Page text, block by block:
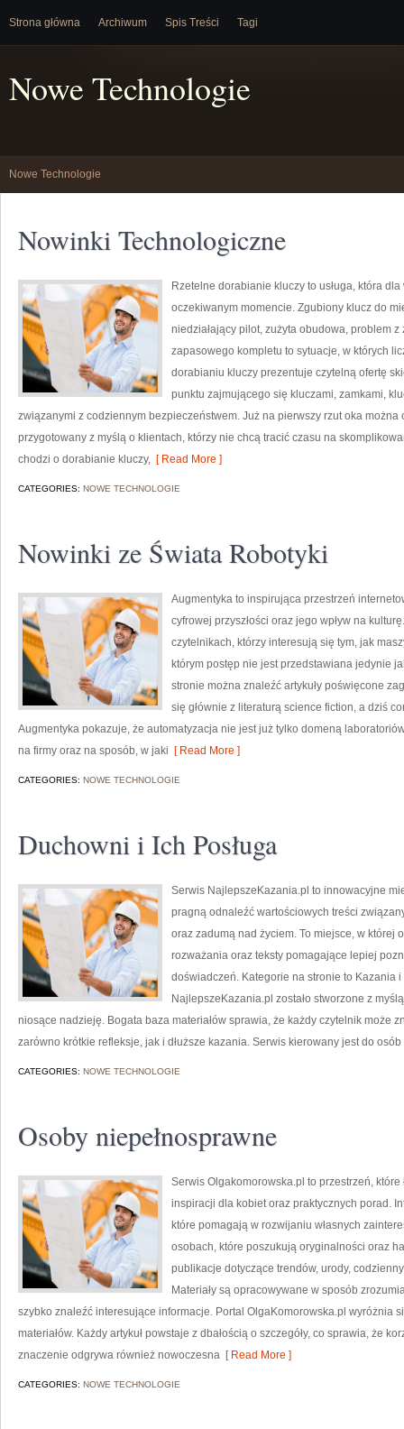
Strona główna Archiwum Spis Treści Tagi
Nowe Technologie
Nowe Technologie
Nowinki Technologiczne
Rzetelne dorabianie kluczy to usługa, która
oczekiwanym momencie. Zgubiony klucz do
niedziałający pilot, zużyta obudowa, problem
zapasowego kompletu to sytuacje, w których
dorabianiu kluczy prezentuje czytelną ofertę
punktu zajmującego się kluczami, zamkami,
związanymi z codziennym bezpieczeństwem. Już na pierwszy rzut oka można
przygotowany z myślą o klientach, którzy nie chcą tracić czasu na
chodzi o dorabianie kluczy, [ Read More ]
CATEGORIES: NOWE TECHNOLOGIE
Nowinki ze Świata Robotyki
Augmentyka to inspirująca przestrzeń
cyfrowej przyszłości oraz jego wpływ na
czytelnikach, którzy interesują się tym, jak
którym postęp nie jest przedstawiana jedynie
stronie można znaleźć artykuły poświęcone
się głównie z literaturą science fiction, a dziś
Augmentyka pokazuje, że automatyzacja nie jest już tylko domeną
na firmy oraz na sposób, w jaki [ Read More ]
CATEGORIES: NOWE TECHNOLOGIE
Duchowni i Ich Posługa
Serwis NajlepszeKazania.pl to innowacyjne
pragną odnaleźć wartościowych treści
oraz zadumą nad życiem. To miejsce, w
rozważania oraz teksty pomagające lepiej
doświadczeń. Kategorie na stronie to Kazania i
NajlepszeKazania.pl zostało stworzone z
niosące nadzieję. Bogata baza materiałów sprawia, że każdy czytelnik może
zarówno krótkie refleksje, jak i dłuższe kazania. Serwis kierowany jest do
CATEGORIES: NOWE TECHNOLOGIE
Osoby niepełnosprawne
Serwis Olgakomorowska.pl to przestrzeń,
inspiracji dla kobiet oraz praktycznych porad.
które pomagają w rozwijaniu własnych
osobach, które poszukują oryginalności oraz
publikacje dotyczące trendów, urody,
Materiały są opracowywane w sposób
szybko znaleźć interesujące informacje. Portal OlgaKomorowska.pl wyróżnia
materiałów. Każdy artykuł powstaje z dbałością o szczegóły, co sprawia, że
znaczenie odgrywa również nowoczesna [ Read More ]
CATEGORIES: NOWE TECHNOLOGIE